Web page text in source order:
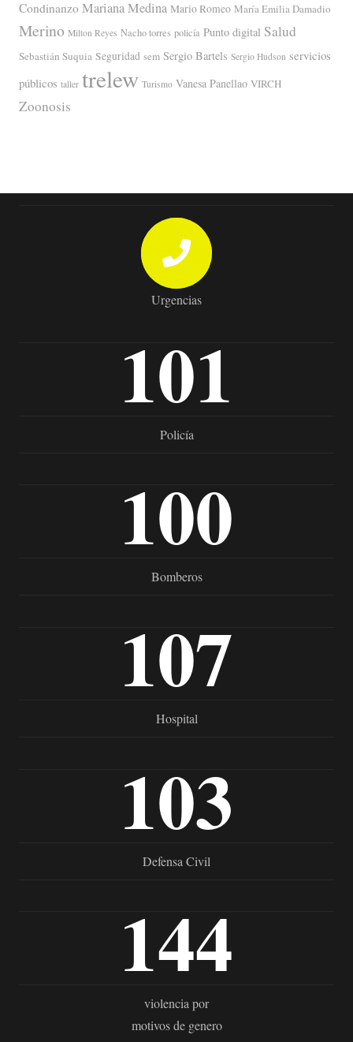
Condinanzo Mariana Medina Mario Romeo María Emilia Damadio
Merino Milton Reyes Nacho torres policía Punto digital Salud
Sebastián Suquia Seguridad sem Sergio Bartels Sergio Hudson servicios
públicos taller trelew Turismo Vanesa Panellao VIRCH
Zoonosis
Urgencias
101
Policía
100
Bomberos
107
Hospital
103
Defensa Civil
144
violencia por
motivos de genero